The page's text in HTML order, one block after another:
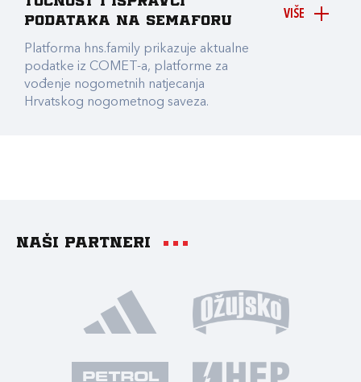
VIŠE
podataka na Semaforu
Platforma hns.family prikazuje aktualne
podatke iz COMET-a, platforme za
vođenje nogometnih natjecanja
Hrvatskog nogometnog saveza.
Naši partneri